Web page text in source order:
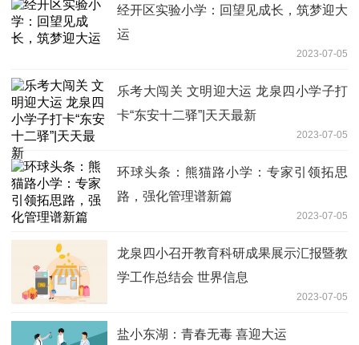
经开区实验小学：回望见成长，筑梦迎大
运
2023-07-05
乐考大闯关 文明迎大运 龙泉四小学子打
卡“东安十二驿”|天天最新
2023-07-05
环球头条：熊猫路小学：专家引领拓思
路，强化管理谱新篇
2023-07-05
龙泉四小召开教育科研成果展示汇报暨教
学工作总结会 世界信息
2023-07-05
盐小东湖：青春无毒 喜迎大运